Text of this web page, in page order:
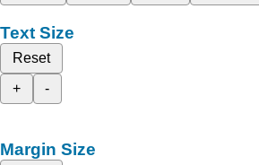
Text Size
Reset
+
-
Margin Size